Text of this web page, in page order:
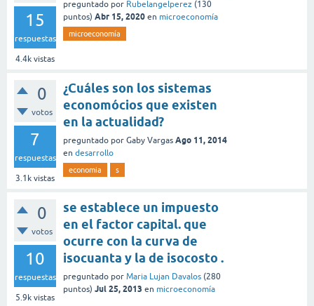
15
respuestas
4.4k vistas
preguntado por Rubelangelperez (130
puntos) Abr 15, 2020 en microeconomía
microeconomía
0
votos
7
respuestas
3.1k vistas
¿Cuáles son los sistemas
economócios que existen
en la actualidad?
preguntado por Gaby Vargas Ago 11, 2014
en desarrollo
economia s
0
votos
10
respuestas
5.9k vistas
se establece un impuesto
en el factor capital. que
ocurre con la curva de
isocuanta y la de isocosto .
preguntado por Maria Lujan Davalos (280
puntos) Jul 25, 2013 en microeconomía